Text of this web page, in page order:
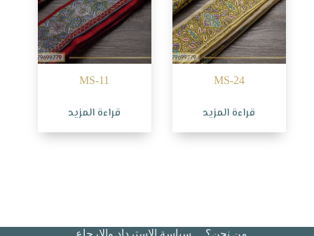
MS-24
قراءة المزيد
MS-11
قراءة المزيد
من نحن؟ سياسة الاسترداد والإرجاع